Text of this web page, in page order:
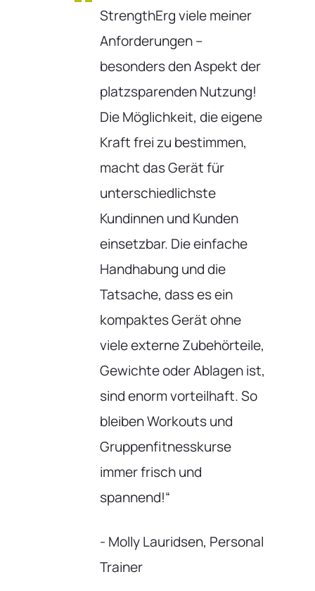
StrengthErg viele meiner
Anforderungen –
besonders den Aspekt der
platzsparenden Nutzung!
Die Möglichkeit, die eigene
Kraft frei zu bestimmen,
macht das Gerät für
unterschiedlichste
Kundinnen und Kunden
einsetzbar. Die einfache
Handhabung und die
Tatsache, dass es ein
kompaktes Gerät ohne
viele externe Zubehörteile,
Gewichte oder Ablagen ist,
sind enorm vorteilhaft. So
bleiben Workouts und
Gruppenfitnesskurse
immer frisch und
spannend!“
- Molly Lauridsen, Personal
Trainer